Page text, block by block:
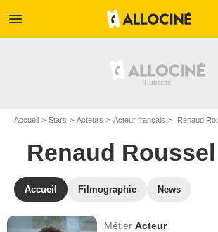
menu
Accueil Stars Acteurs Acteur français Renaud
Renaud Roussel
Accueil Filmographie News
MétierActeur